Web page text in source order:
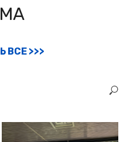
ВСЕ >>>